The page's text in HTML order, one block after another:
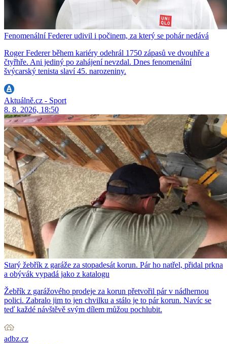
Fenomenální Federer udivil i počinem, za který se pohár nedává
Roger Federer během kariéry odehrál 1750 zápasů ve dvouhře a
čtyřhře. Ani jediný po zahájení nevzdal. Dnes fenomenální
švýcarský tenista slaví 45. narozeniny.
Aktuálně.cz - Sport
8. 8. 2026, 18:50
Starý žebřík z garáže za stopadesát korun. Pár ho natřel, přidal prkna
a obývák vypadá jako z katalogu
Žebřík z garážového prodeje za korun přetvořil pár v nádhernou
polici. Zabralo jim to jen chvilku a stálo je to pár korun. Navíc se
teď každé návštěvě svým dílem můžou pochlubit.
adbz.cz